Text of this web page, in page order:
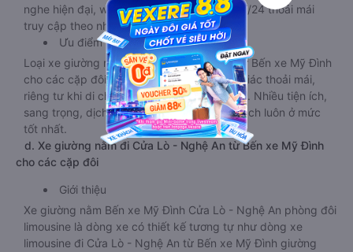
nghe hiện đại, wifi tốc độ cao hoạt động 24/24 thoải mái
truy cập theo nhu cầu.
Ưu điểm
Loại xe giường nằm đi Cửa Lò - Nghệ An từ Bến xe Mỹ Đình
cho các cặp đôi tạo cho khách hàng cảm giác thoải mái,
riêng tư khi di chuyển trên tuyến đường dài. Nhiều tiện ích,
sang trọng, dịch vụ cung cấp cho hành khách luôn ở mức
tốt nhất.
d. Xe giường nằm đi Cửa Lò - Nghệ An từ Bến xe Mỹ Đình
cho các cặp đôi
Giới thiệu
Xe giường nằm Bến xe Mỹ Đình Cửa Lò - Nghệ An phòng đôi
limousine là dòng xe có thiết kế tương tự như dòng xe
limousine đi Cửa Lò - Nghệ An từ Bến xe Mỹ Đình giường